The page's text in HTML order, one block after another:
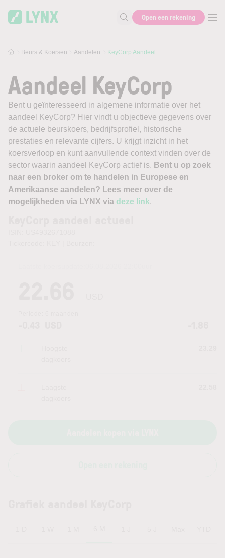
Zoek naar informatie
Open een rekening
Beurs & Koersen Aandelen KeyCorp Aandeel
Aandeel KeyCorp
Bent u geïnteresseerd in algemene informatie over het
aandeel KeyCorp? Hier vindt u objectieve gegevens over
de actuele beurskoers, bedrijfsprofiel, historische
prestaties en relevante cijfers. U krijgt inzicht in het
koersverloop en kunt aanvullende context vinden over de
sector waarin aandeel KeyCorp actief is. Bent u op zoek
naar een broker om te handelen in Europese en
Amerikaanse aandelen? Lees meer over de
mogelijkheden via LYNX via deze link.